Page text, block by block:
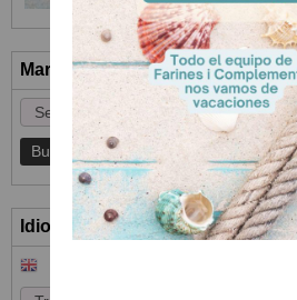
Marcas
Idioma